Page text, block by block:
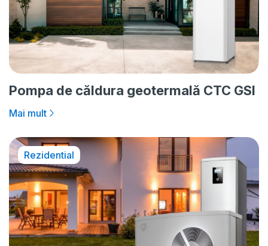
Pompa de căldura geotermală CTC GSI
Mai mult
Rezidential